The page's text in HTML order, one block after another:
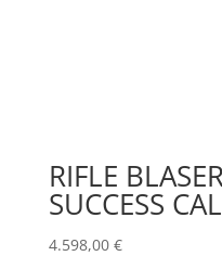
RIFLE
SUCCESS
4.598,00 €